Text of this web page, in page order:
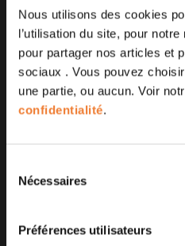
Nous utilisons des cookies
l’utilisation du site, pour
pour partager nos articles et
sociaux . Vous pouvez
une partie, ou aucun. Voir
confidentialité.
Nécessaires
Préférences utilisateurs